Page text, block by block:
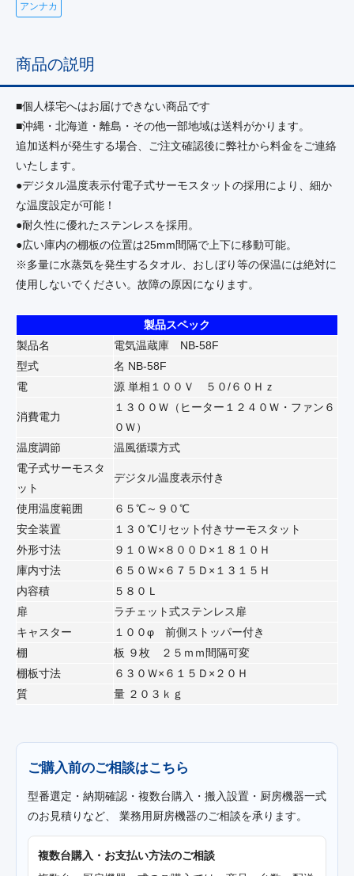
アンナカ
商品の説明
■個人様宅へはお届けできない商品です
■沖縄・北海道・離島・その他一部地域は送料がかります。
追加送料が発生する場合、ご注文確認後に弊社から料金をご連絡
いたします。
●デジタル温度表示付電子式サーモスタットの採用により、細か
な温度設定が可能！
●耐久性に優れたステンレスを採用。
●広い庫内の棚板の位置は25mm間隔で上下に移動可能。
※多量に水蒸気を発生するタオル、おしぼり等の保温には絶対に
使用しないでください。故障の原因になります。
製品スペック
製品名
電気温蔵庫 NB-58F
型式
名 NB-58F
電
源 単相１００Ｖ ５０/６０Ｈｚ
消費電力
１３００Ｗ（ヒーター１２４０Ｗ・ファン６
０Ｗ）
温度調節
温風循環方式
電子式サーモスタ
ット
デジタル温度表示付き
使用温度範囲
６５℃～９０℃
安全装置
１３０℃リセット付きサーモスタット
外形寸法
９１０Ｗ×８００Ｄ×１８１０Ｈ
庫内寸法
６５０Ｗ×６７５Ｄ×１３１５Ｈ
内容積
５８０Ｌ
扉
ラチェット式ステンレス扉
キャスター
１００φ 前側ストッパー付き
棚
板 ９枚 ２５ｍｍ間隔可変
棚板寸法
６３０Ｗ×６１５Ｄ×２０Ｈ
質
量 ２０３ｋｇ
ご購入前のご相談はこちら
型番選定・納期確認・複数台購入・搬入設置・厨房機器一式
のお見積りなど、 業務用厨房機器のご相談を承ります。
複数台購入・お支払い方法のご相談